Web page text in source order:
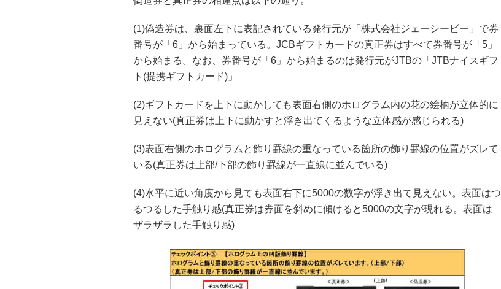
(1)偽造券は、裏面左下に表記されている発行元が「株式会社ジェーシービー」で券
番号が「6」から始まっている。JCBギフトカードの真正券はすべて券番号が「5」
から始まる。なお、券番号が「6」から始まるのは発行元がJTBの「JTBナイスギフ
ト(提携ギフトカード)」
(2)ギフトカードを上下に動かしても表面右側のホログラム内の花の絵柄が立体的に
見えない(真正券は上下に動かすと浮き出てくるような立体感が感じられる)
(3)表面右側のホログラムと飾り罫線の重なっている箇所の飾り罫線の位置がズレて
いる(真正券は上部/下部の飾り罫線が一直線に並んでいる)
(4)水平に近い角度から見ても表面右下に5000の数字が浮き出て見えない。表面はつ
るつるした手触り感(真正券は券面を斜めに傾けると5000の文字が現れる。表面は
ザラザラした手触り感)